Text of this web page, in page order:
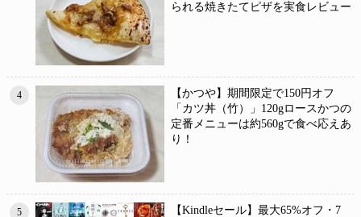
られる焼きたてピザを実食レビュー
4
【かつや】期間限定で150円オフ
「カツ丼（竹）」120gロースかつの
定番メニューは約560gで食べ応えあ
り！
5 【Kindleセール】最大65%オフ・7